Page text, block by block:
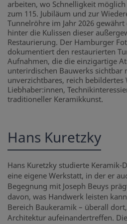
arbeiten, wo Schnelligkeit
zum 115. Jubiläum und zur
Tunnelröhre im Jahr 2026
hinter die Kulissen dieser
Restaurierung. Der Hamburger
dokumentiert den restaurierten
Aufnahmen, die die einzigartige
unterirdischen Bauwerks sichtbar
unverzichtbares, reich
Liebhaber:innen,
traditioneller Keramikkunst.
Hans Kuretzky
Hans Kuretzky studierte Keramik-
eine eigene Werkstatt, in der er
Begegnung mit Joseph Beuys
davon, was Handwerk leisten
Bereich Baukeramik – überall
Architektur aufeinandertreffen.